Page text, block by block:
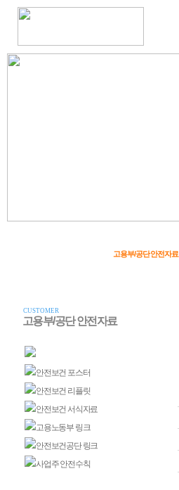
고용부/공단 안전자료
CUSTOMER
고용부/공단 안전자료
안전보건 포스터
안전보건 리플릿
안전보건 서식자료
고용노동부 링크
안전보건공단 링크
사업주 안전수칙